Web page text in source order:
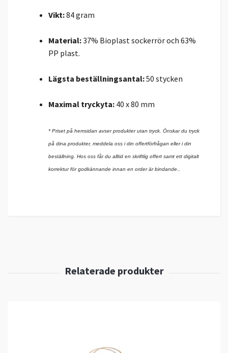
Vikt:84 gram
Material:37% Bioplast sockerrör och 63%
PP plast.
Lägsta beställningsantal:50 stycken
Maximal tryckyta: 40 x 80 mm
* Priset på hemsidan avser produkter utan tryck. Önskar du tryck
på dina produkter, meddela oss i din offertförfrågan eller i din
beställning. Hos oss får du alltid en skriftlig offert samt ett digitalt
korrektur för godkännande innan en order är bindande.